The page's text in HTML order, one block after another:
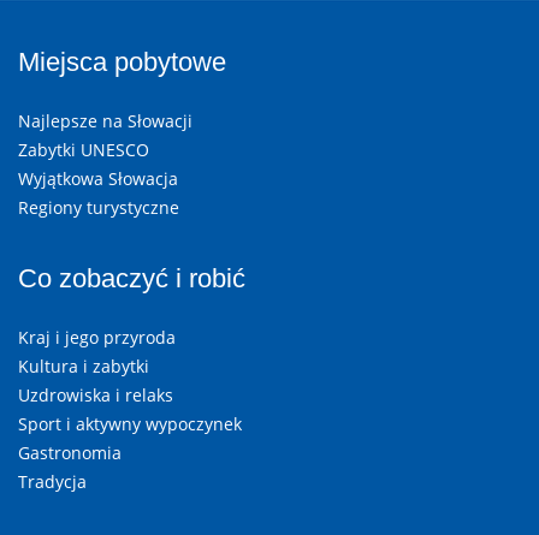
Miejsca pobytowe
Najlepsze na Słowacji
Zabytki UNESCO
Wyjątkowa Słowacja
Regiony turystyczne
Co zobaczyć i robić
Kraj i jego przyroda
Kultura i zabytki
Uzdrowiska i relaks
Sport i aktywny wypoczynek
Gastronomia
Tradycja